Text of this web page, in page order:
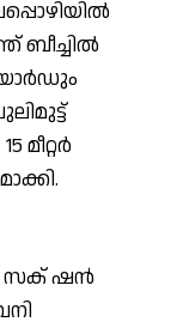
ബീച്ചില്‍
യാര്‍ഡും
മീറ്റര്‍
സക് ഷന്‍